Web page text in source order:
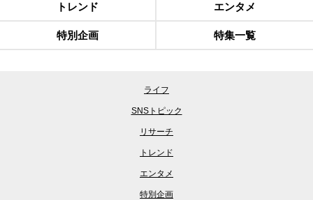
トレンド エンタメ
特別企画 特集一覧
ライフ
SNSトピック
リサーチ
トレンド
エンタメ
特別企画